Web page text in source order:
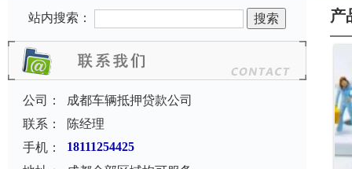
站内搜索：
公司：
成都车辆抵押贷款公司
联系：
陈经理
手机：
18111254425
产